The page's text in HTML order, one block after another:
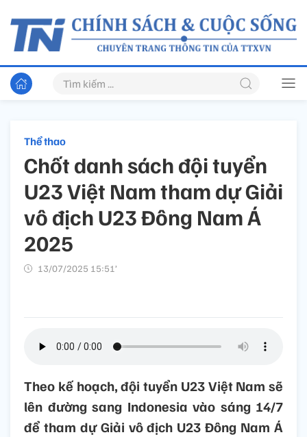
Thể thao
Chốt danh sách đội tuyển
U23 Việt Nam tham dự Giải
vô địch U23 Đông Nam Á
2025
13/07/2025 15:51’
Theo kế hoạch, đội tuyển U23 Việt Nam sẽ
lên đường sang Indonesia vào sáng 14/7
để tham dự Giải vô địch U23 Đông Nam Á